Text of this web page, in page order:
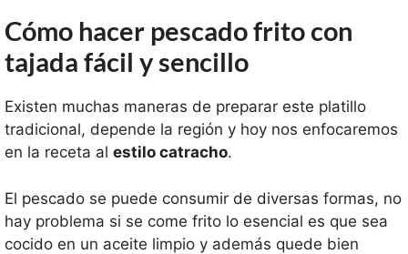
Cómo hacer pescado frito con
tajada fácil y sencillo
Existen muchas maneras de preparar este platillo
tradicional, depende la región y hoy nos enfocaremos
en la receta al estilo catracho.
El pescado se puede consumir de diversas formas, no
hay problema si se come frito lo esencial es que sea
cocido en un aceite limpio y además quede bien